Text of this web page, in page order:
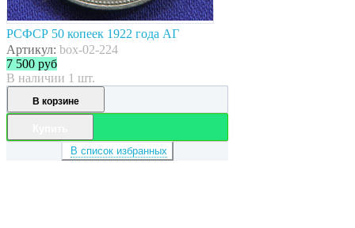
РСФСР 50 копеек 1922 года АГ
Артикул: box-02-224
7 500 руб
В наличии 1 шт.
В корзине
В список избранных